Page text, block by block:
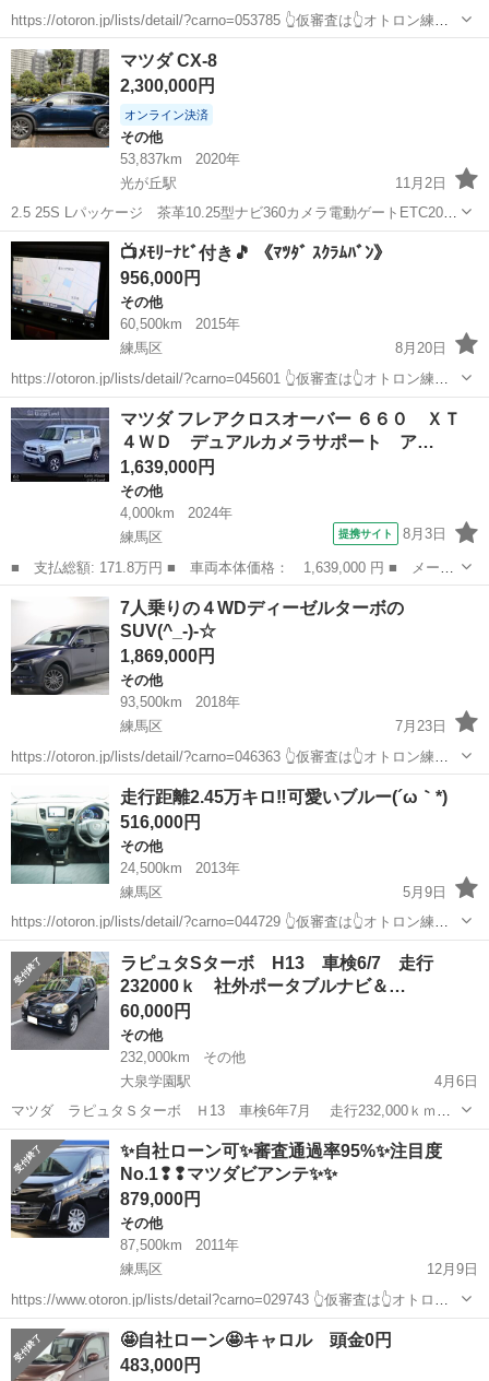
https://otoron.jp/lists/detail/?carno=053785 👆仮審査は👆オトロン練馬
店へ✨👆🌠 ✨毎日10件以上入庫中✨全店舗の在庫をご納車可能！！ 🔴
下取最低保証金額アップ中🎊🔴...
東京 練馬区 その他
マツダ CX-8
2,300,000円
オンライン決済
その他
53,837km
2020年
光が丘駅
11月2日
2.5 25S Lパッケージ 茶革10.25型ナビ360カメラ電動ゲートETC20
■ 車両本体価格： 2,300,000 円 ■ メーカー名： マツダ ■ 車種
名： ＣＸ－８ ■ グレード名： ２５S 純正ナビ...
東京 練馬区 光が丘駅 その他 ナビ
📺ﾒﾓﾘｰﾅﾋﾞ付き🎵 《ﾏﾂﾀﾞ ｽｸﾗﾑﾊﾞﾝ》
956,000円
その他
60,500km
2015年
練馬区
8月20日
https://otoron.jp/lists/detail/?carno=045601 👆仮審査は👆オトロン練馬
店へ✨👆🌠 ✨毎日10件以上入庫中✨全店舗の在庫をご納車可能！！ 🔴
下取最低保証金額アップ中🎊🔴...
東京 練馬区 その他 スクラム
マツダ フレアクロスオーバー ６６０ ＸＴ
４ＷＤ デュアルカメラサポート ア…
1,639,000円
その他
4,000km
2024年
練馬区
提携サイト 8月3日
■ 支払総額: 171.8万円 ■ 車両本体価格： 1,639,000 円 ■ メーカ
ー名： マツダ ■ 車種名： フレアクロスオーバー ■ グレード
名： ６６０ ＸＴ ４ＷＤ デュアルカメラサポート アダプティ
ブクルーズ...
練馬区 その他
7人乗りの４WDディーゼルターボの
SUV(^_-)-☆
1,869,000円
その他
93,500km
2018年
練馬区
7月23日
https://otoron.jp/lists/detail/?carno=046363 👆仮審査は👆オトロン練馬
店へ✨👆🌠 ✨毎日10件以上入庫中✨全店舗の在庫をご納車可能！！ 🔴
下取最低保証金額アップ中🎊🔴...
その他 ディーゼル
走行距離2.45万キロ‼可愛いブルー(´ω｀*)
516,000円
その他
24,500km
2013年
練馬区
5月9日
https://otoron.jp/lists/detail/?carno=044729 👆仮審査は👆オトロン練馬
店へ✨👆🌠 ✨毎日10件以上入庫中✨全店舗の在庫をご納車可能！！ 🔴
下取最低保証金額アップ中🎊🔴...
東京 練馬区 その他 走行距離
ラピュタSターボ H13 車検6/7 走行
232000ｋ 社外ポータブルナビ＆…
60,000円
その他
232,000km
その他
大泉学園駅
4月6日
マツダ ラピュタＳターボ Ｈ13 車検6年7月 走行232,000ｋｍ
社外ポータブルナビ＆地デジＴＶ＆カラーバックカメラ ＥＴＣ キ
ーレス 純正15インチアルミ ルーフスポイラー 平成13年登録 カ
ラー ブラック ...
東京 練馬区 大泉学園駅 その他
✨自社ローン可✨審査通過率95%✨注目度
No.1❢❢マツダビアンテ✨✨
879,000円
その他
87,500km
2011年
練馬区
12月9日
https://www.otoron.jp/lists/detail?carno=029743 👆仮審査は👆オトロン
練馬店へ✨👆 ⚠下取り最低保証額⚠ ・軽自動車5万円 ・普通車10万円
自社ローン販売専門...
東京 練馬区 その他 ローン
🤩自社ローン🤩キャロル 頭金0円
483,000円